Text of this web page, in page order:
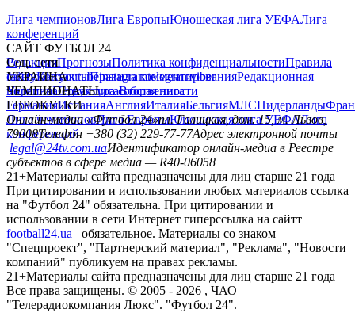
Лига чемпионовЛига ЕвропыЮношеская лига УЕФАЛига
конференций
САЙТ ФУТБОЛ 24
РедакцияПрогнозыПолитика конфиденциальностиПравила
сайтуКонтактыПравила комментированияРедакционная
политикаСтруктура собственности
Соц. сети
facebookxyoutubeinstagramtelegramviber
УКРАИНА
УкраинаПервая лигаВторая лига
ЧЕМПИОНАТЫ
ГерманияИспанияАнглияИталияБельгияМЛСНидерланды
ЕВРОКУБКИ
Лига чемпионовЛига ЕвропыЮношеская лига УЕФАЛига
конференций
Онлайн-медиа «Футбол 24»пл. Галицкая, дом. 15, м. Львов,
79008Телефон +380 (32) 229-77-77Адрес электронной почты
legal@24tv.com.uaИдентификатор онлайн-медиа в Реестре
субъектов в сфере медиа — R40-06058
21+Материалы сайта предназначены для лиц старше 21 года
При цитировании и использовании любых материалов ссылка
на "Футбол 24" обязательна. При цитировании и
использовании в сети Интернет гиперссылка на сайтт
football24.ua
обязательное. Материалы со знаком
"Спецпроект", "Партнерский материал", "Реклама", "Новости
компаний" публикуем на правах рекламы.
21+Материалы сайта предназначены для лиц старше 21 года
Все права защищены. © 2005 - 2026 , ЧАО
"Телерадиокомпания Люкс". "Футбол 24".